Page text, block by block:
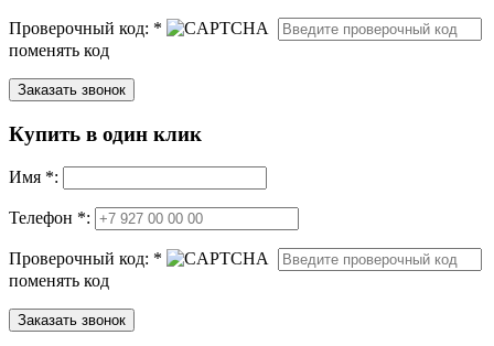
Проверочный код: *
поменять код
Купить в один клик
Имя *:
Телефон *:
Проверочный код: *
поменять код